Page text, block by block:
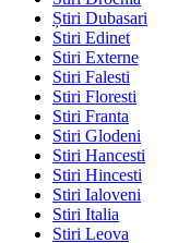
Știri Dubasari
Stiri Edinet
Stiri Externe
Stiri Falesti
Stiri Floresti
Stiri Franta
Stiri Glodeni
Stiri Hancesti
Stiri Hincesti
Stiri Ialoveni
Stiri Italia
Stiri Leova